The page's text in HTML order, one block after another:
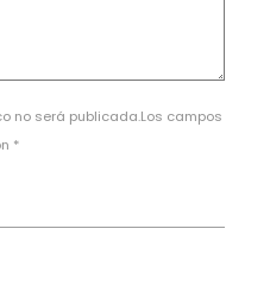
no será publicada.Los campos
*